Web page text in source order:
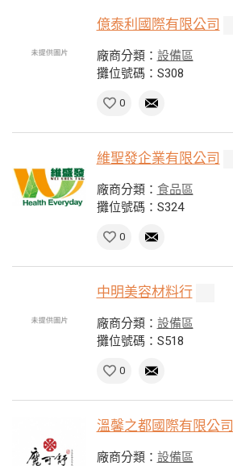
億泰利國際有限公司
廠商分類： 設備區
攤位號碼：S308
0
維聖發企業有限公司
廠商分類： 食品區
攤位號碼：S324
0
中明美容材料行
廠商分類： 設備區
攤位號碼：S518
0
溫馨之都國際有限公司
廠商分類： 設備區